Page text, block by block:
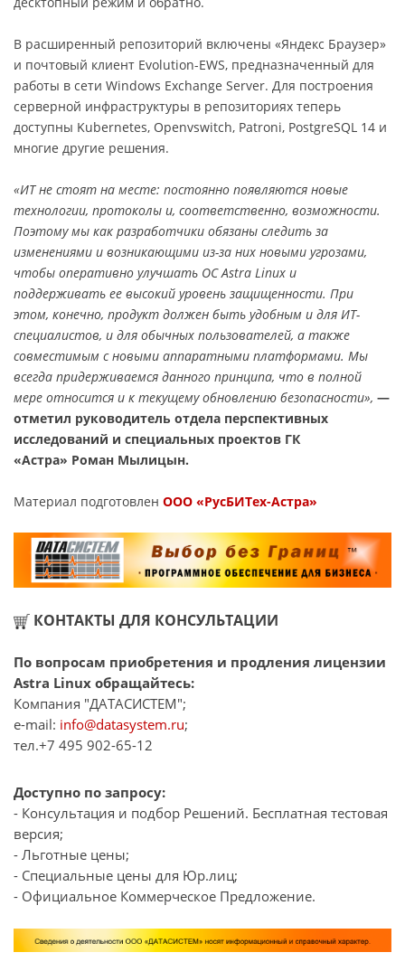
В расширенный репозиторий включены «Яндекс Браузер»
и почтовый клиент Evolution-EWS, предназначенный для
работы в сети Windows Exchange Server. Для построения
серверной инфраструктуры в репозиториях теперь
доступны Kubernetes, Openvswitch, Patroni, PostgreSQL 14 и
многие другие решения.
«ИТ не стоят на месте: постоянно появляются новые
технологии, протоколы и, соответственно, возможности.
Поэтому мы как разработчики обязаны следить за
изменениями и возникающими из-за них новыми угрозами,
чтобы оперативно улучшать ОС Astra Linux и
поддерживать ее высокий уровень защищенности. При
этом, конечно, продукт должен быть удобным и для ИТ-
специалистов, и для обычных пользователей, а также
совместимым с новыми аппаратными платформами. Мы
всегда придерживаемся данного принципа, что в полной
мере относится и к текущему обновлению безопасности», —
отметил руководитель отдела перспективных
исследований и специальных проектов ГК
«Астра» Роман Мылицын.
Материал подготовлен ООО «РусБИТех-Астра»
КОНТАКТЫ ДЛЯ КОНСУЛЬТАЦИИ
По вопросам приобретения и продления лицензии
Astra Linux обращайтесь:
Компания "ДАТАСИСТЕМ";
e-mail: info@datasystem.ru;
тел.+7 495 902-65-12
Доступно по запросу:
- Консультация и подбор Решений. Бесплатная тестовая
версия;
- Льготные цены;
- Специальные цены для Юр.лиц;
- Официальное Коммерческое Предложение.